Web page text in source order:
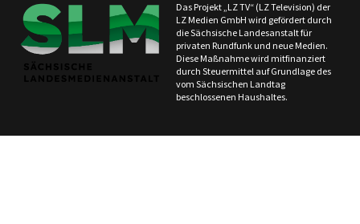
Das Projekt „LZ TV“ (LZ Television) der
LZ Medien GmbH wird gefördert durch
die Sächsische Landesanstalt für
privaten Rundfunk und neue Medien.
Diese Maßnahme wird mitfinanziert
durch Steuermittel auf Grundlage des
vom Sächsischen Landtag
beschlossenen Haushaltes.